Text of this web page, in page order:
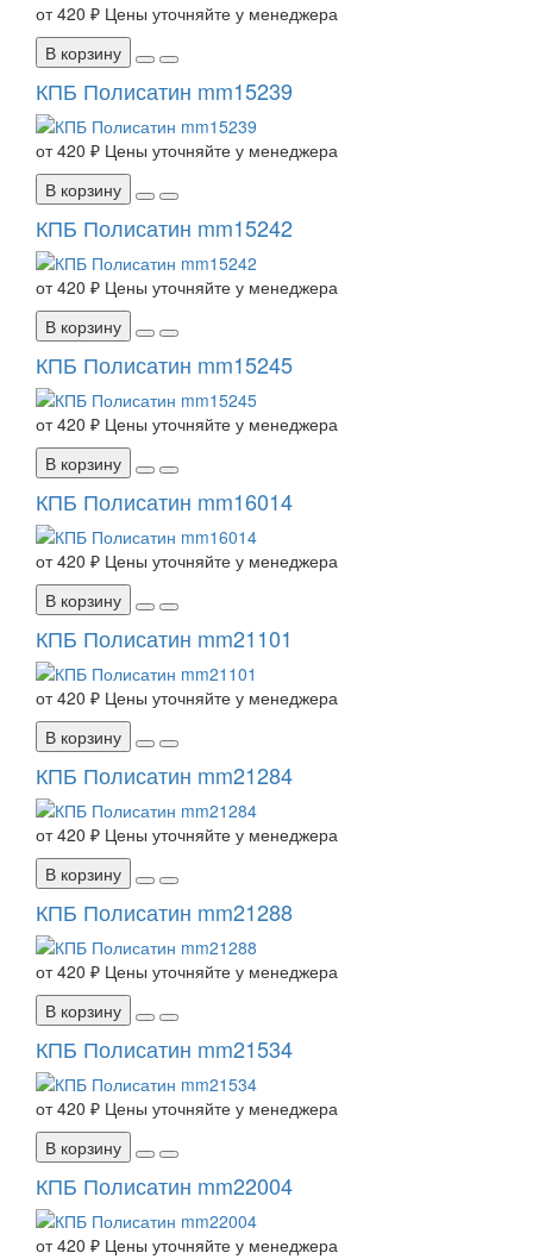
от 420 ₽ Цены уточняйте у менеджера
В корзину
КПБ Полисатин mm15239
от 420 ₽ Цены уточняйте у менеджера
В корзину
КПБ Полисатин mm15242
от 420 ₽ Цены уточняйте у менеджера
В корзину
КПБ Полисатин mm15245
от 420 ₽ Цены уточняйте у менеджера
В корзину
КПБ Полисатин mm16014
от 420 ₽ Цены уточняйте у менеджера
В корзину
КПБ Полисатин mm21101
от 420 ₽ Цены уточняйте у менеджера
В корзину
КПБ Полисатин mm21284
от 420 ₽ Цены уточняйте у менеджера
В корзину
КПБ Полисатин mm21288
от 420 ₽ Цены уточняйте у менеджера
В корзину
КПБ Полисатин mm21534
от 420 ₽ Цены уточняйте у менеджера
В корзину
КПБ Полисатин mm22004
от 420 ₽ Цены уточняйте у менеджера